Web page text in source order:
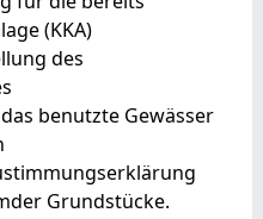
(KKA)
des
benutzte Gewässer
Grundstücke.